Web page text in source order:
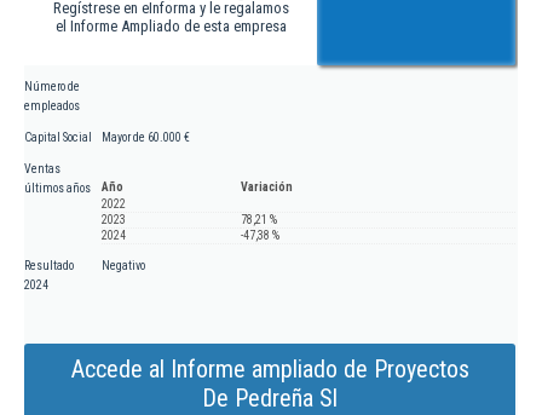
Regístrese en eInforma y le regalamos
el Informe Ampliado de esta empresa
Número de
empleados
Capital Social Mayor de 60.000 €
Ventas
últimos años
Año
Variación
2022
2023
78,21 %
2024
-47,38 %
Resultado
2024
Negativo
Accede al Informe ampliado de Proyectos
De Pedreña Sl